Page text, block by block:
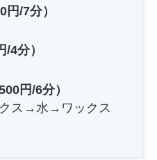
円/7分）
/4分）
円/6分）
ス→水→ワックス